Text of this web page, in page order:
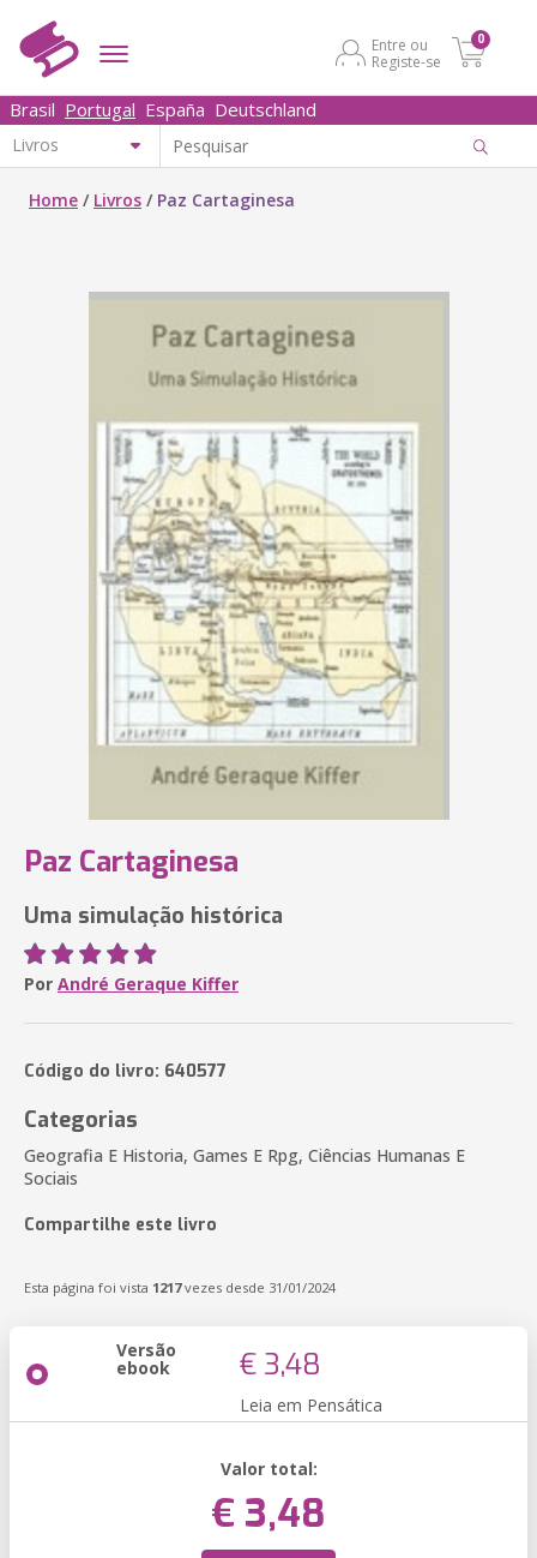
Entre ou
Registe-se
0
Brasil Portugal España Deutschland
Home / Livros / Paz Cartaginesa
Paz Cartaginesa
Uma simulação histórica
Por André Geraque Kiffer
Código do livro: 640577
Categorias
Geografia E Historia, Games E Rpg, Ciências Humanas E
Sociais
Compartilhe este livro
Esta página foi vista 1217vezes desde 31/01/2024
Versão
ebook € 3,48
Leia em Pensática
Valor total:
€ 3,48